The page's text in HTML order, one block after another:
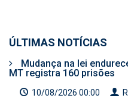
ÚLTIMAS NOTÍCIAS
Mudança na lei
MT registra 160 prisões
10/08/2026 00:00